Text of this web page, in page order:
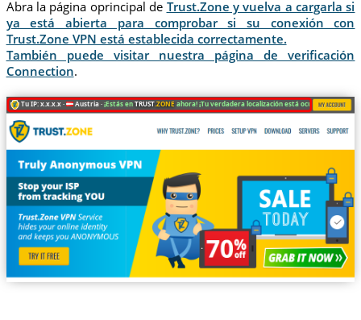
Abra la página oprincipal de Trust.Zone y vuelva a cargarla si
ya está abierta para comprobar si su conexión con
Trust.Zone VPN está establecida correctamente.
También puede visitar nuestra página de verificación
Connection.
Tu IP: x.x.x.x · Austria ·¡Estás enTRUST.ZONE ahora! ¡Tu verdadera localización está oculta!